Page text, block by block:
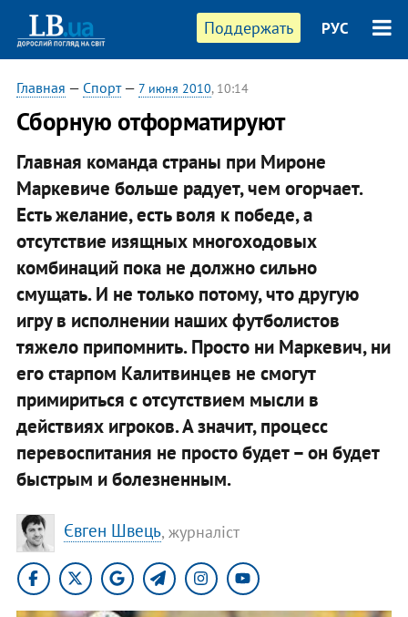
Поддержать РУС
Главная — Спорт— 7 июня 2010, 10:14
Сборную отформатируют
Главная команда страны при Мироне
Маркевиче больше радует, чем огорчает.
Есть желание, есть воля к победе, а
отсутствие изящных многоходовых
комбинаций пока не должно сильно
смущать. И не только потому, что другую
игру в исполнении наших футболистов
тяжело припомнить. Просто ни Маркевич, ни
его старпом Калитвинцев не смогут
примириться с отсутствием мысли в
действиях игроков. А значит, процесс
перевоспитания не просто будет – он будет
быстрым и болезненным.
Євген Швець, журналіст